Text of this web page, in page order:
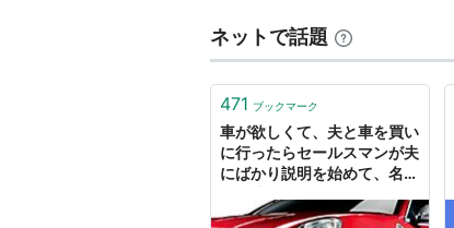
ネットで話題
471 ブックマーク
車が欲しくて、夫と車を買い
に行ったらセールスマンが夫
にばかり説明を始めて、名刺